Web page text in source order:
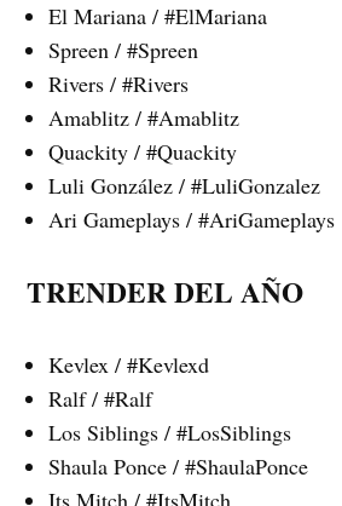
El Mariana / #ElMariana
Spreen / #Spreen
Rivers / #Rivers
Amablitz / #Amablitz
Quackity / #Quackity
Luli González / #LuliGonzalez
Ari Gameplays / #AriGameplays
TRENDER DEL AÑO
Kevlex / #Kevlexd
Ralf / #Ralf
Los Siblings / #LosSiblings
Shaula Ponce / #ShaulaPonce
Its Mitch / #ItsMitch